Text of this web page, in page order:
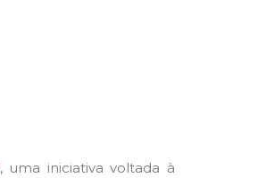
, uma iniciativa voltada à